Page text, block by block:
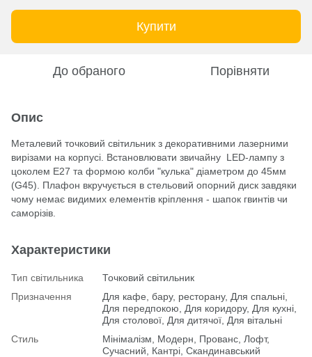
Купити
До обраного Порівняти
Опис
Металевий точковий світильник з декоративними лазерними
вирізами на корпусі. Встановлювати звичайну LED-лампу з
цоколем Е27 та формою колби "кулька" діаметром до 45мм
(G45). Плафон вкручується в стельовий опорний диск завдяки
чому немає видимих елементів кріплення - шапок гвинтів чи
саморізів.
Характеристики
Тип світильника
Точковий світильник
Призначення
Для кафе, бару, ресторану, Для спальні,
Для передпокою, Для коридору, Для кухні,
Для столової, Для дитячої, Для вітальні
Стиль
Мінімалізм, Модерн, Прованс, Лофт,
Сучасний, Кантрі, Скандинавський